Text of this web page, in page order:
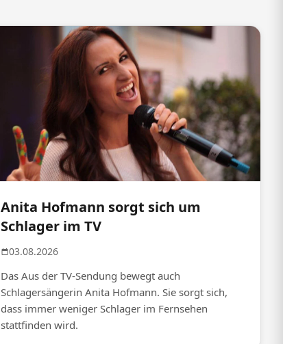
Anita Hofmann sorgt sich um
Schlager im TV
03.08.2026
Das Aus der TV-Sendung bewegt auch
Schlagersängerin Anita Hofmann. Sie sorgt sich,
dass immer weniger Schlager im Fernsehen
stattfinden wird.